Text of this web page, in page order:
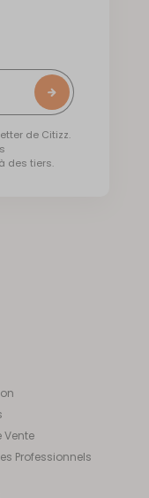
Vente
Professionnels
de Citizz.
des tiers.